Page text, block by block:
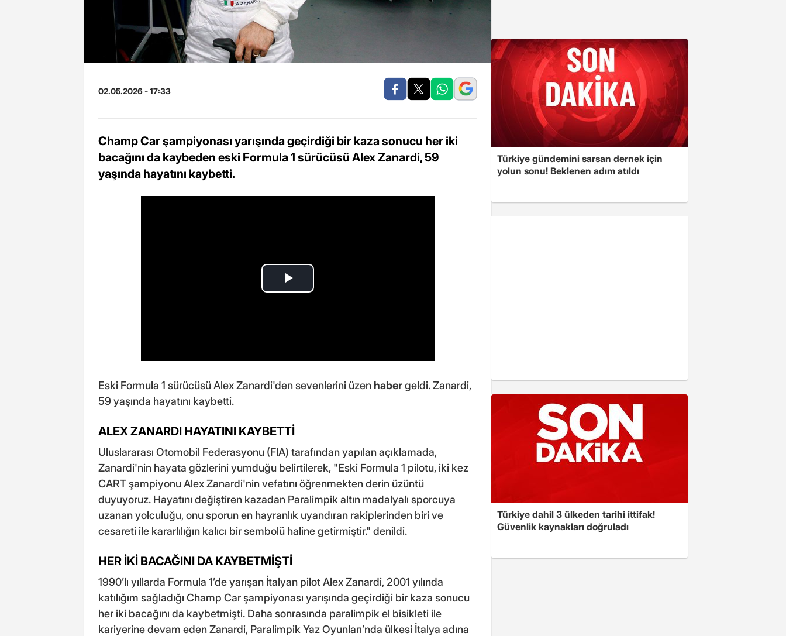
02.05.2026 - 17:33
Champ Car şampiyonası yarışında geçirdiği bir kaza sonucu her iki
bacağını da kaybeden eski Formula 1 sürücüsü Alex Zanardi, 59
yaşında hayatını kaybetti.
Eski Formula 1 sürücüsü Alex Zanardi'den sevenlerini üzen habergeldi. Zanardi,
59 yaşında hayatını kaybetti.
ALEX ZANARDI HAYATINI KAYBETTİ
Uluslararası Otomobil Federasyonu (FIA) tarafından yapılan açıklamada,
Zanardi'nin hayata gözlerini yumduğu belirtilerek, "Eski Formula 1 pilotu, iki kez
CART şampiyonu Alex Zanardi'nin vefatını öğrenmekten derin üzüntü
duyuyoruz. Hayatını değiştiren kazadan Paralimpik altın madalyalı sporcuya
uzanan yolculuğu, onu sporun en hayranlık uyandıran rakiplerinden biri ve
cesareti ile kararlılığın kalıcı bir sembolü haline getirmiştir." denildi.
HER İKİ BACAĞINI DA KAYBETMİŞTİ
1990’lı yıllarda Formula 1’de yarışan İtalyan pilot Alex Zanardi, 2001 yılında
katılığım sağladığı Champ Car şampiyonası yarışında geçirdiği bir kaza sonucu
her iki bacağını da kaybetmişti. Daha sonrasında paralimpik el bisikleti ile
kariyerine devam eden Zanardi, Paralimpik Yaz Oyunları’nda ülkesi İtalya adına
Türkiye gündemini sarsan dernek için
yolun sonu! Beklenen adım atıldı
Türkiye dahil 3 ülkeden tarihi ittifak!
Güvenlik kaynakları doğruladı